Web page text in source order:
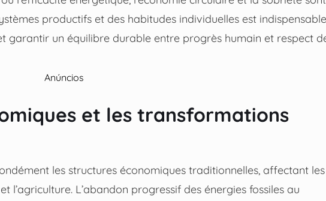
productifs et des habitudes individuelles est indispensable
garantir un équilibre durable entre progrès humain et respect
Anúncios
et les transformations
les structures économiques traditionnelles, affectant les
l’agriculture. L’abandon progressif des énergies fossiles au